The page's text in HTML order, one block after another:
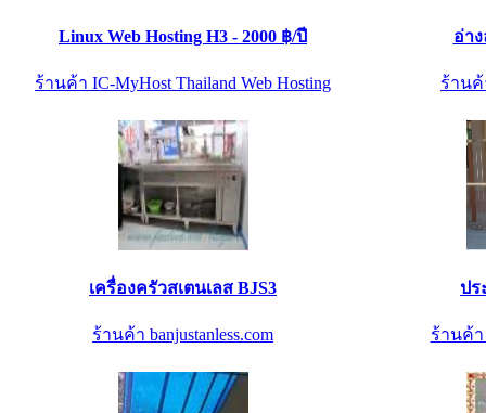
Linux Web Hosting H3 - 2000 ฿/ปี
ร้านค้า IC-MyHost Thailand Web Hosting
อ่า
ร้านค้
เครื่องครัวสเตนเลส BJS3
ร้านค้า banjustanless.com
ปร
ร้านค้